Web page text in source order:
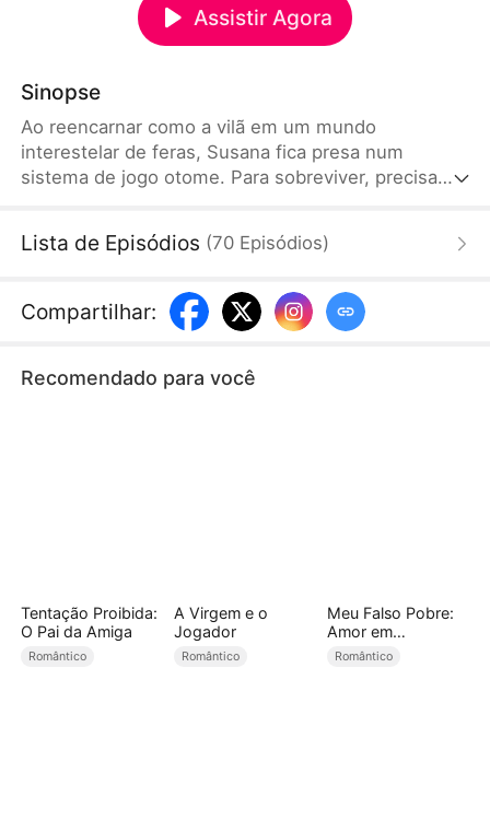
Assistir Agora
Sinopse
Ao reencarnar como a vilã em um mundo
interestelar de feras, Susana fica presa num
sistema de jogo otome. Para sobreviver, precisa
a cabeça, o Alce enlouquece por ela, a Águia
nela, o Polvo se rende a ela, e o Pirata não a larga.
Os seis que a odiavam agora a cercam na porta:
Lista de Episódios (70 Episódios)
Compartilhar:
Recomendado para você
Tentação Proibida:
O Pai da Amiga
Romântico
A Virgem e o
Jogador
Romântico
Meu Falso Pobre:
Amor em
Emergência
Romântico